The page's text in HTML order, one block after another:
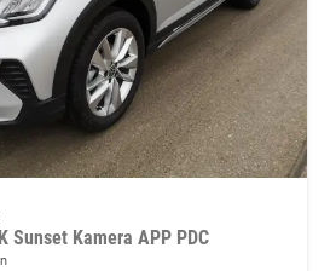
Sunset Kamera APP PDC